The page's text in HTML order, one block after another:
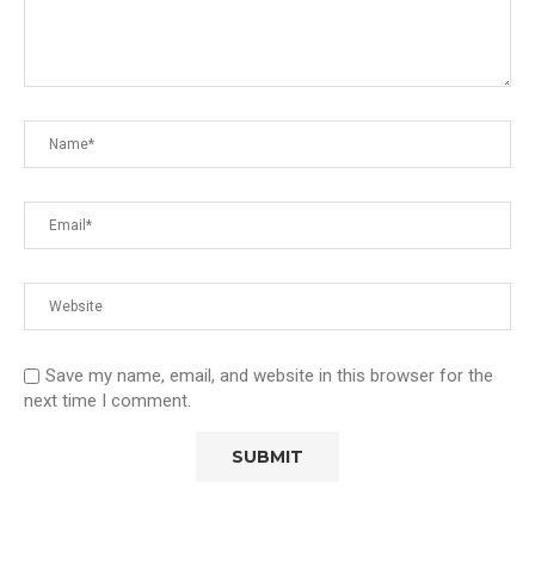
Save my name, email, and website in this browser for the
next time I comment.